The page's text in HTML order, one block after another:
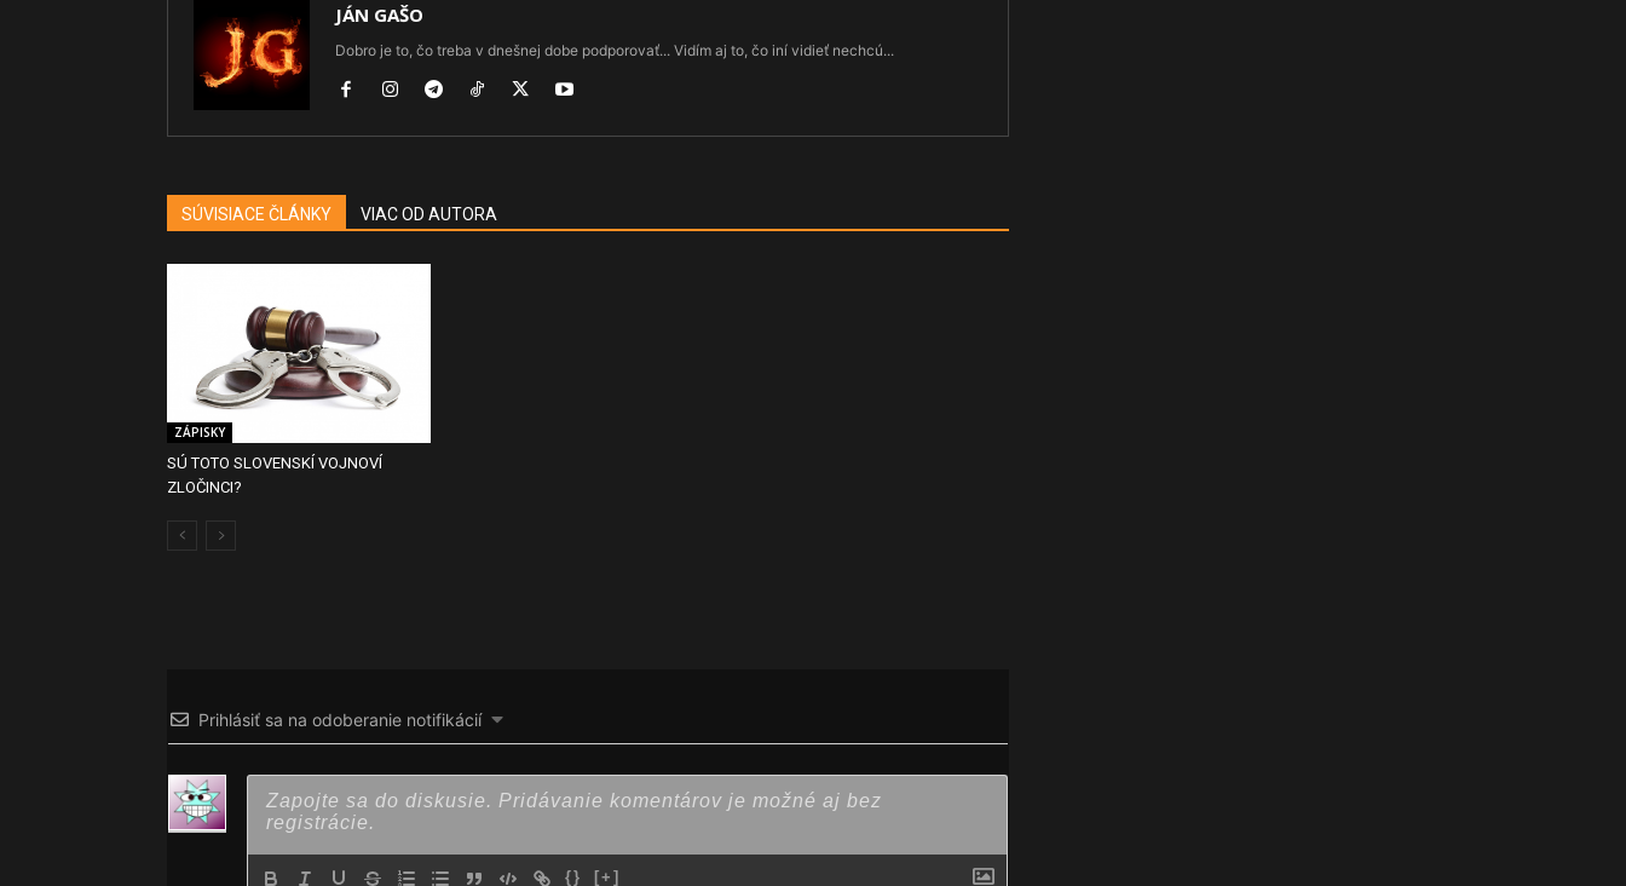
JÁN GAŠO
Dobro je to, čo treba v dnešnej dobe podporovať... Vidím aj to, čo iní vidieť nechcú...
SÚVISIACE ČLÁNKY VIAC OD AUTORA
ZÁPISKY
SÚ TOTO SLOVENSKÍ VOJNOVÍ
ZLOČINCI?
Prihlásiť sa na odoberanie notifikácií
{} [+]